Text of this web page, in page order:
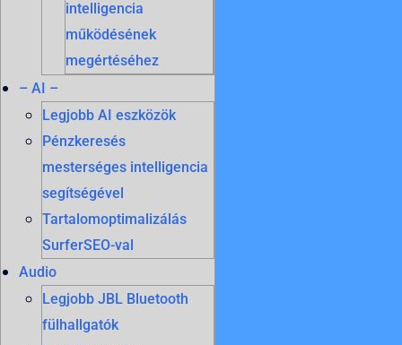
intelligencia
működésének
megértéséhez
– AI –
Legjobb AI eszközök
Pénzkeresés
mesterséges intelligencia
segítségével
Tartalomoptimalizálás
SurferSEO-val
Audio
Legjobb JBL Bluetooth
fülhallgatók